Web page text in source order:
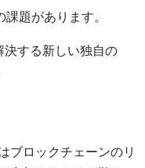
題があります。
決する新しい独自の
ブロックチェーンのリ